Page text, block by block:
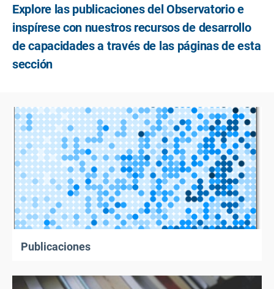
Explore las publicaciones del Observatorio e
inspírese con nuestros recursos de desarrollo
de capacidades a través de las páginas de esta
sección
Publicaciones